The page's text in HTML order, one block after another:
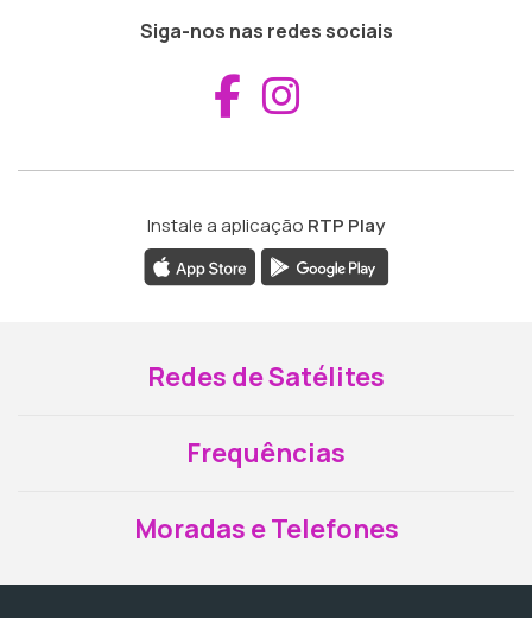
Siga-nos nas redes sociais
Aceder ao
Instale a aplicação RTP Play
Redes de Satélites
Frequências
Moradas e Telefones